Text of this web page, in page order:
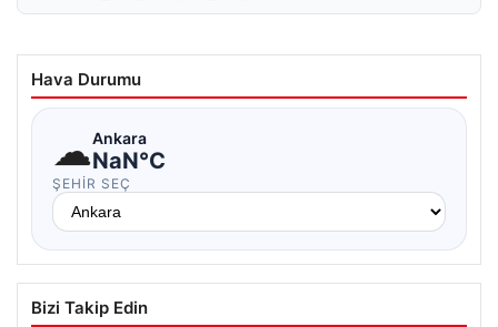
Hava Durumu
☁Ankara
NaN°C
ŞEHIR SEÇ
Bizi Takip Edin